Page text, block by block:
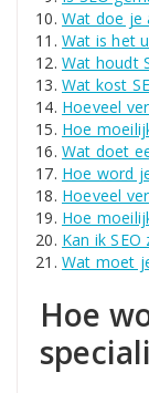
Wat doe je
Wat is het
Wat houdt
Wat kost
Hoeveel
Hoe
Wat doet
Hoe word
Hoeveel
Hoe
Kan ik SEO
Wat moet
Hoe